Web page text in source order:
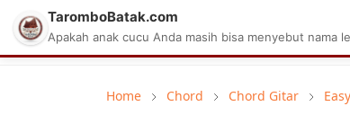
Matius Celcius Sinaga
Home Chord Chord Gitar
TaromboBatak.com
Apakah anak cucu Anda masih bisa menyebut nama